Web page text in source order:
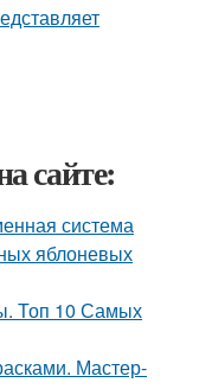
сайте:
система
яблоневых
Топ 10 Самых
Мастер-